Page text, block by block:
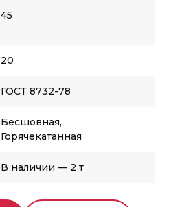
45
20
ГОСТ 8732-78
Бесшовная,
Горячекатанная
В наличии — 2 т